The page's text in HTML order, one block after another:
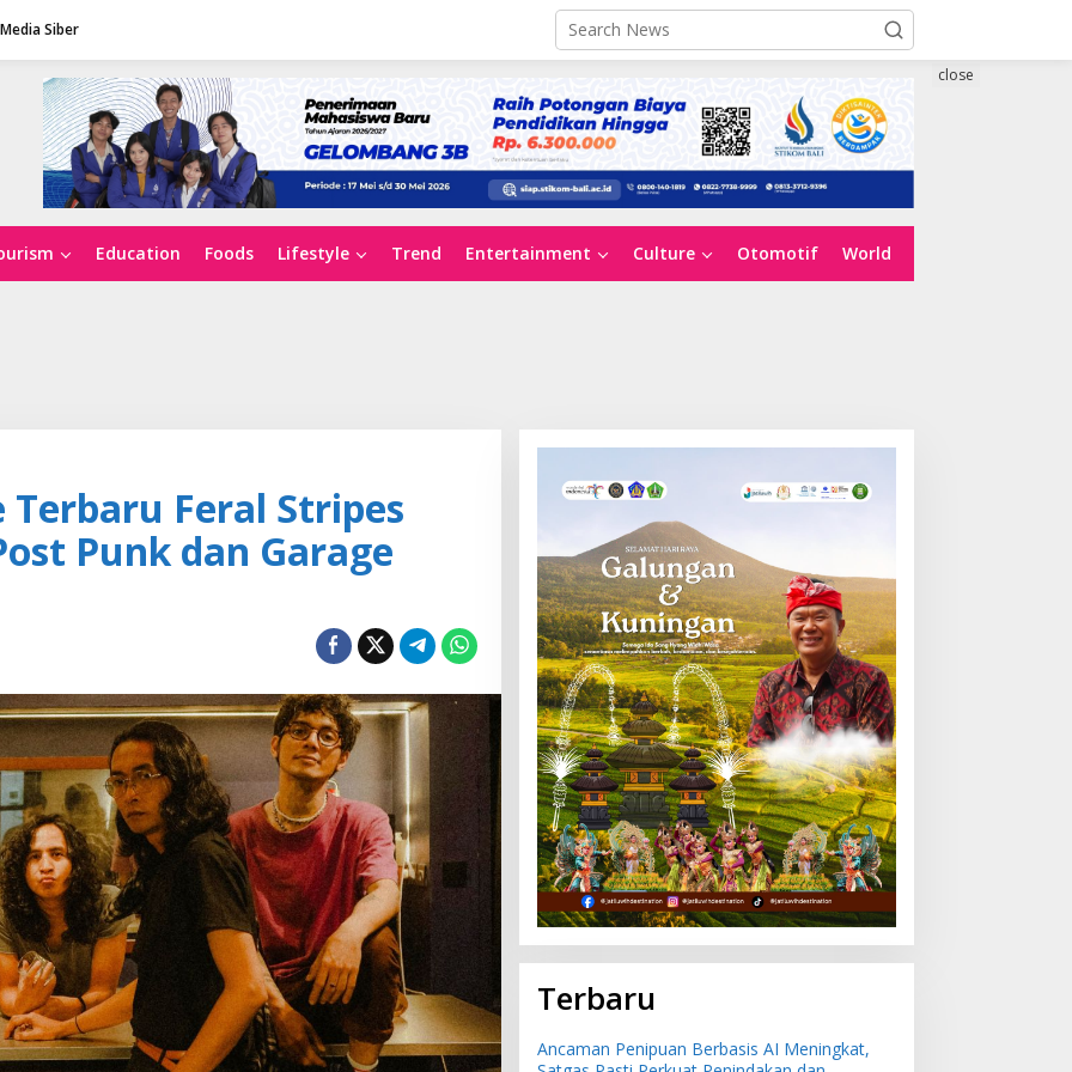
Siber
Education Foods Lifestyle Trend Entertainment Culture Otomotif World
close
Terbaru Feral Stripes
Punk dan Garage
Terbaru
Ancaman Penipuan Berbasis AI Meningkat,